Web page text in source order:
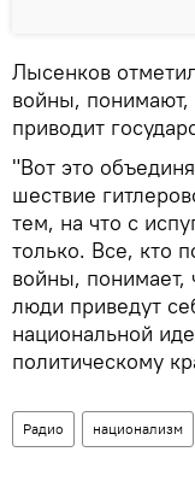
Лысенков
войны, понимают,
приводит
"Вот это
шествие
тем, на что с
только. Все, кто
войны, понимает,
люди приведут
национальной
политическому
Радио национализм